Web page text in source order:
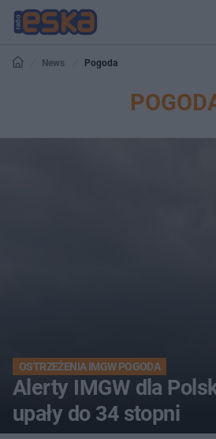
News Pogoda
OSTRZEŻENIA IMGW POGODA
Alerty IMGW dla
upały do 34 stopni